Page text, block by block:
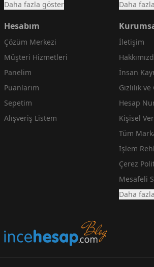
Daha fazla göster
Daha
Hesabım
Çözüm Merkezi
Müşteri Hizmetleri
Panelim
Puanlarım
Sepetim
Alışveriş Listem
İletişim
İnsan
Gizlilik ve
Hesap
Kişisel
Tüm
İşlem
Çerez
Mesafeli
Daha